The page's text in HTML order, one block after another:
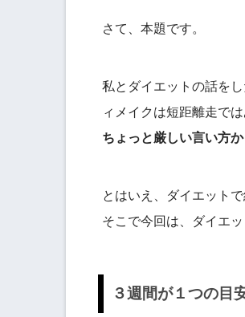
さて、本題です。
私とダイエットの話を
ィメイクは短距離走では
ちょっと厳しい言い方
とはいえ、ダイエット
そこで今回は、ダイエ
３週間が１つの目